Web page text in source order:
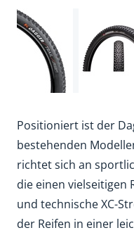
Positioniert ist der
bestehenden
richtet sich an
die einen vielseitigen
und technische XC-
der Reifen in einer